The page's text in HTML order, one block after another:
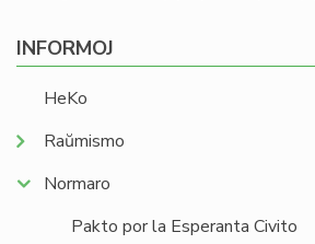
INFORMOJ
HeKo
Raŭmismo
Normaro
Pakto por la Esperanta Civito